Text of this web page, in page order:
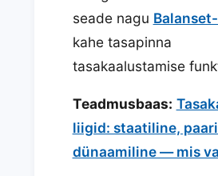
seade nagu
kahe tasapinna
tasakaalustamise
Teadmusbaas:
liigid: staatiline,
dünaamiline — mis